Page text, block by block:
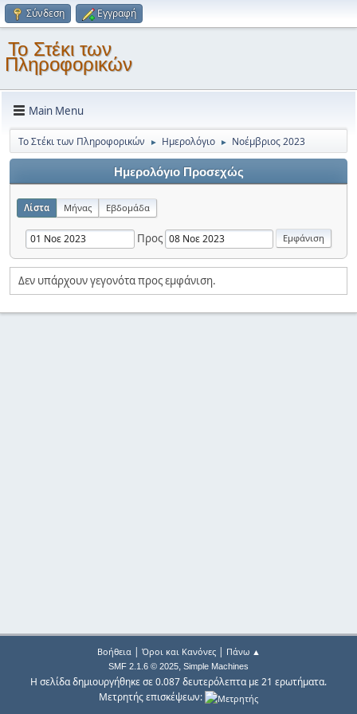
Σύνδεση Εγγραφή
Το Στέκι των
Πληροφορικών
Main Menu
Το Στέκι των Πληροφορικών ► Ημερολόγιο ► Νοέμβριος 2023
Ημερολόγιο Προσεχώς
Λίστα Μήνας Εβδομάδα
Προς
Δεν υπάρχουν γεγονότα προς εμφάνιση.
Βοήθεια| Όροι και Κανόνες| Πάνω ▲
SMF 2.1.6 © 2025, Simple Machines
Η σελίδα δημιουργήθηκε σε 0.087 δευτερόλεπτα με 21 ερωτήματα.
Μετρητής επισκέψεων: